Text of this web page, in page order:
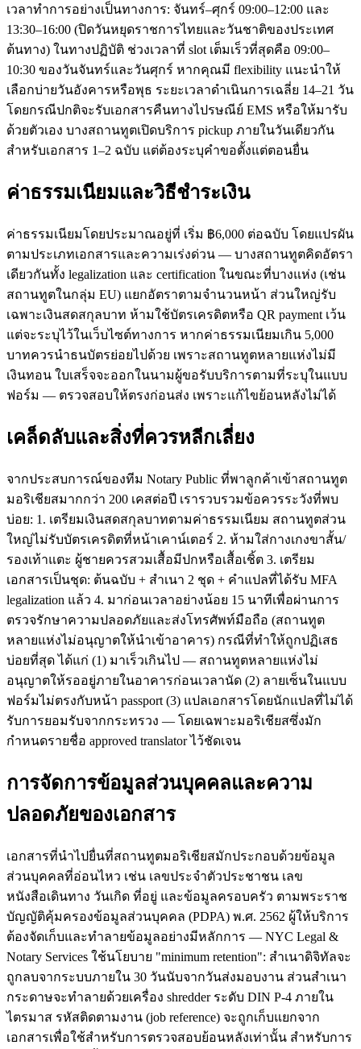
เวลาทำการอย่างเป็นทางการ: จันทร์–ศุกร์ 09:00–12:00 และ
13:30–16:00 (ปิดวันหยุดราชการไทยและวันชาติของประเทศ
ต้นทาง) ในทางปฏิบัติ ช่วงเวลาที่ slot เต็มเร็วที่สุดคือ 09:00–
10:30 ของวันจันทร์และวันศุกร์ หากคุณมี flexibility แนะนำให้
เลือกบ่ายวันอังคารหรือพุธ ระยะเวลาดำเนินการเฉลี่ย 14–21 วัน
โดยกรณีปกติจะรับเอกสารคืนทางไปรษณีย์ EMS หรือให้มารับ
ด้วยตัวเอง บางสถานทูตเปิดบริการ pickup ภายในวันเดียวกัน
สำหรับเอกสาร 1–2 ฉบับ แต่ต้องระบุคำขอตั้งแต่ตอนยื่น
ค่าธรรมเนียมและวิธีชำระเงิน
ค่าธรรมเนียมโดยประมาณอยู่ที่ เริ่ม ฿6,000 ต่อฉบับ โดยแปรผัน
ตามประเภทเอกสารและความเร่งด่วน — บางสถานทูตคิดอัตรา
เดียวกันทั้ง legalization และ certification ในขณะที่บางแห่ง (เช่น
สถานทูตในกลุ่ม EU) แยกอัตราตามจำนวนหน้า ส่วนใหญ่รับ
เฉพาะเงินสดสกุลบาท ห้ามใช้บัตรเครดิตหรือ QR payment เว้น
แต่จะระบุไว้ในเว็บไซต์ทางการ หากค่าธรรมเนียมเกิน 5,000
บาทควรนำธนบัตรย่อยไปด้วย เพราะสถานทูตหลายแห่งไม่มี
เงินทอน ใบเสร็จจะออกในนามผู้ขอรับบริการตามที่ระบุในแบบ
ฟอร์ม — ตรวจสอบให้ตรงก่อนส่ง เพราะแก้ไขย้อนหลังไม่ได้
เคล็ดลับและสิ่งที่ควรหลีกเลี่ยง
จากประสบการณ์ของทีม Notary Public ที่พาลูกค้าเข้าสถานทูต
มอริเชียสมากกว่า 200 เคสต่อปี เรารวบรวมข้อควรระวังที่พบ
บ่อย: 1. เตรียมเงินสดสกุลบาทตามค่าธรรมเนียม สถานทูตส่วน
ใหญ่ไม่รับบัตรเครดิตที่หน้าเคาน์เตอร์ 2. ห้ามใส่กางเกงขาสั้น/
รองเท้าแตะ ผู้ชายควรสวมเสื้อมีปกหรือเสื้อเชิ้ต 3. เตรียม
เอกสารเป็นชุด: ต้นฉบับ + สำเนา 2 ชุด + คำแปลที่ได้รับ MFA
legalization แล้ว 4. มาก่อนเวลาอย่างน้อย 15 นาทีเพื่อผ่านการ
ตรวจรักษาความปลอดภัยและส่งโทรศัพท์มือถือ (สถานทูต
หลายแห่งไม่อนุญาตให้นำเข้าอาคาร) กรณีที่ทำให้ถูกปฏิเสธ
บ่อยที่สุด ได้แก่ (1) มาเร็วเกินไป — สถานทูตหลายแห่งไม่
อนุญาตให้รออยู่ภายในอาคารก่อนเวลานัด (2) ลายเซ็นในแบบ
ฟอร์มไม่ตรงกับหน้า passport (3) แปลเอกสารโดยนักแปลที่ไม่ได้
รับการยอมรับจากกระทรวง — โดยเฉพาะมอริเชียสซึ่งมัก
กำหนดรายชื่อ approved translator ไว้ชัดเจน
การจัดการข้อมูลส่วนบุคคลและความ
ปลอดภัยของเอกสาร
เอกสารที่นำไปยื่นที่สถานทูตมอริเชียสมักประกอบด้วยข้อมูล
ส่วนบุคคลที่อ่อนไหว เช่น เลขประจำตัวประชาชน เลข
หนังสือเดินทาง วันเกิด ที่อยู่ และข้อมูลครอบครัว ตามพระราช
บัญญัติคุ้มครองข้อมูลส่วนบุคคล (PDPA) พ.ศ. 2562 ผู้ให้บริการ
ต้องจัดเก็บและทำลายข้อมูลอย่างมีหลักการ — NYC Legal &
Notary Services ใช้นโยบาย "minimum retention": สำเนาดิจิทัลจะ
ถูกลบจากระบบภายใน 30 วันนับจากวันส่งมอบงาน ส่วนสำเนา
กระดาษจะทำลายด้วยเครื่อง shredder ระดับ DIN P-4 ภายใน
ไตรมาส รหัสติดตามงาน (job reference) จะถูกเก็บแยกจาก
เอกสารเพื่อใช้สำหรับการตรวจสอบย้อนหลังเท่านั้น สำหรับการ